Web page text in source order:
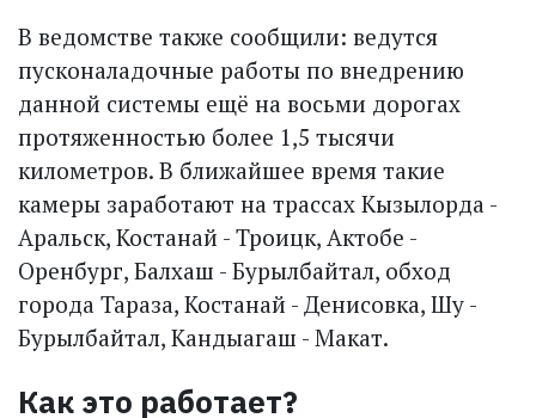
В ведомстве также сообщили: ведутся
пусконаладочные работы по внедрению
данной системы ещё на восьми дорогах
протяженностью более 1,5 тысячи
километров. В ближайшее время такие
камеры заработают на трассах Кызылорда -
Аральск, Костанай - Троицк, Актобе -
Оренбург, Балхаш - Бурылбайтал, обход
города Тараза, Костанай - Денисовка, Шу -
Бурылбайтал, Кандыагаш - Макат.
Как это работает?